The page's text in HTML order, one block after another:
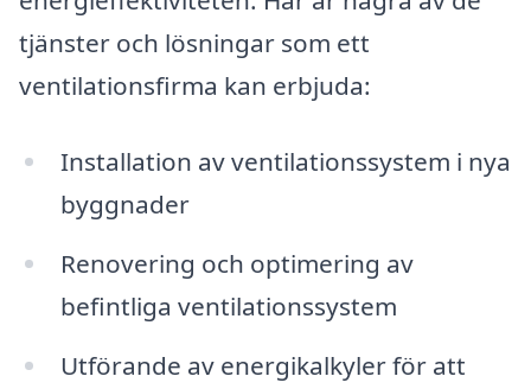
tjänster och lösningar som ett
ventilationsfirma kan erbjuda:
Installation av ventilationssystem i nya
byggnader
Renovering och optimering av
befintliga ventilationssystem
Utförande av energikalkyler för att